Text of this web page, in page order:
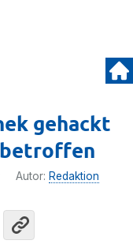
gehackt
Autor: Redaktion